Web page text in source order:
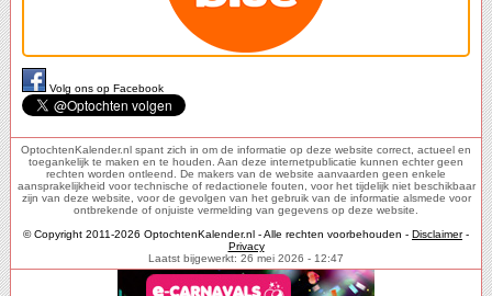
Volg ons op Facebook
OptochtenKalender.nl spant zich in om de informatie op deze website correct, actueel en
toegankelijk te maken en te houden. Aan deze internetpublicatie kunnen echter geen
rechten worden ontleend. De makers van de website aanvaarden geen enkele
aansprakelijkheid voor technische of redactionele fouten, voor het tijdelijk niet beschikbaar
zijn van deze website, voor de gevolgen van het gebruik van de informatie alsmede voor
ontbrekende of onjuiste vermelding van gegevens op deze website.
© Copyright 2011-2026 OptochtenKalender.nl - Alle rechten voorbehouden - Disclaimer-
Privacy
Laatst bijgewerkt: 26 mei 2026 - 12:47